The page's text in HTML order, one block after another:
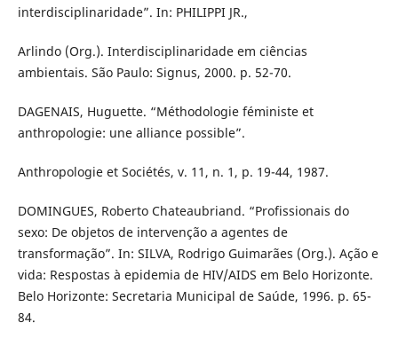
interdisciplinaridade”. In: PHILIPPI JR.,
Arlindo (Org.). Interdisciplinaridade em ciências
ambientais. São Paulo: Signus, 2000. p. 52-70.
DAGENAIS, Huguette. “Méthodologie féministe et
anthropologie: une alliance possible”.
Anthropologie et Sociétés, v. 11, n. 1, p. 19-44, 1987.
DOMINGUES, Roberto Chateaubriand. “Profissionais do
sexo: De objetos de intervenção a agentes de
transformação”. In: SILVA, Rodrigo Guimarães (Org.). Ação e
vida: Respostas à epidemia de HIV/AIDS em Belo Horizonte.
Belo Horizonte: Secretaria Municipal de Saúde, 1996. p. 65-
84.